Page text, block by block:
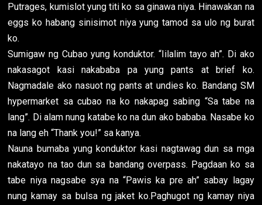
Putrages, kumislot yung titi ko sa ginawa niya. Hinawakan na
eggs ko habang sinisimot niya yung tamod sa ulo ng burat
ko.
Sumigaw ng Cubao yung konduktor. “Iilalim tayo ah”. Di ako
nakasagot kasi nakababa pa yung pants at brief ko.
Nagmadale ako nasuot ng pants at undies ko. Bandang SM
hypermarket sa cubao na ko nakapag sabing “Sa tabe na
lang”. Di alam nung katabe ko na dun ako bababa. Nasabe ko
na lang eh “Thank you!” sa kanya.
Nauna bumaba yung konduktor kasi nagtawag dun sa mga
nakatayo na tao dun sa bandang overpass. Pagdaan ko sa
tabe niya nagsabe sya na “Pawis ka pre ah” sabay lagay
nung kamay sa bulsa ng jaket ko.Paghugot ng kamay niya